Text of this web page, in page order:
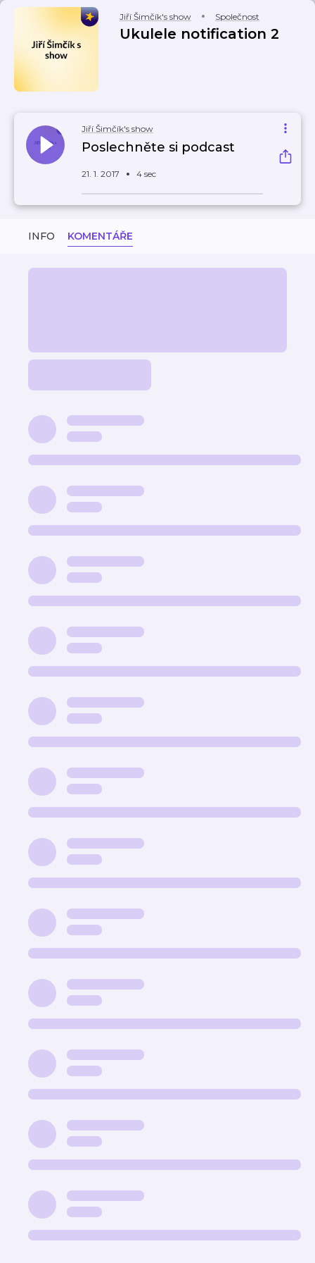
Jiří Šimčík's show Společnost
Ukulele notification 2
Jiří Šimčík's show
Poslechněte si podcast
21. 1. 2017 4 sec
INFO KOMENTÁŘE